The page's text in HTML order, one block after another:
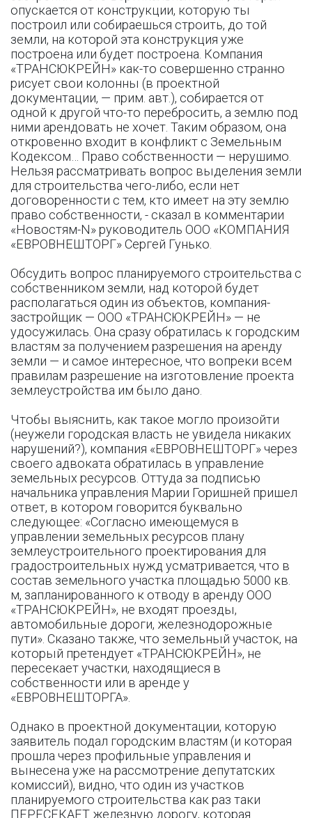
опускается от конструкции, которую ты
построил или собираешься строить, до той
земли, на которой эта конструкция уже
построена или будет построена. Компания
«ТРАНСЮКРЕЙН» как-то совершенно странно
рисует свои колонны (в проектной
документации, — прим. авт.), собирается от
одной к другой что-то перебросить, а землю под
ними арендовать не хочет. Таким образом, она
откровенно входит в конфликт с Земельным
Кодексом… Право собственности — нерушимо.
Нельзя рассматривать вопрос выделения земли
для строительства чего-либо, если нет
договоренности с тем, кто имеет на эту землю
право собственности, - сказал в комментарии
«Новостям-N» руководитель ООО «КОМПАНИЯ
«ЕВРОВНЕШТОРГ» Сергей Гунько.
Обсудить вопрос планируемого строительства с
собственником земли, над которой будет
располагаться один из объектов, компания-
застройщик — ООО «ТРАНСЮКРЕЙН» — не
удосужилась. Она сразу обратилась к городским
властям за получением разрешения на аренду
земли — и самое интересное, что вопреки всем
правилам разрешение на изготовление проекта
землеустройства им было дано.
Чтобы выяснить, как такое могло произойти
(неужели городская власть не увидела никаких
нарушений?), компания «ЕВРОВНЕШТОРГ» через
своего адвоката обратилась в управление
земельных ресурсов. Оттуда за подписью
начальника управления Марии Горишней пришел
ответ, в котором говорится буквально
следующее: «Согласно имеющемуся в
управлении земельных ресурсов плану
землеустроительного проектирования для
градостроительных нужд усматривается, что в
состав земельного участка площадью 5000 кв.
м, запланированного к отводу в аренду ООО
«ТРАНСЮКРЕЙН», не входят проезды,
автомобильные дороги, железнодорожные
пути». Сказано также, что земельный участок, на
который претендует «ТРАНСЮКРЕЙН», не
пересекает участки, находящиеся в
собственности или в аренде у
«ЕВРОВНЕШТОРГА».
Однако в проектной документации, которую
заявитель подал городским властям (и которая
прошла через профильные управления и
вынесена уже на рассмотрение депутатских
комиссий), видно, что один из участков
планируемого строительства как раз таки
ПЕРЕСЕКАЕТ железную дорогу, которая